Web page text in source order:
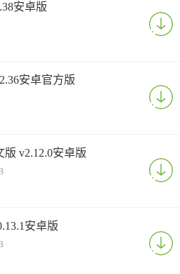
安卓版
安卓官方版
版 v2.12.0安卓版
安卓版